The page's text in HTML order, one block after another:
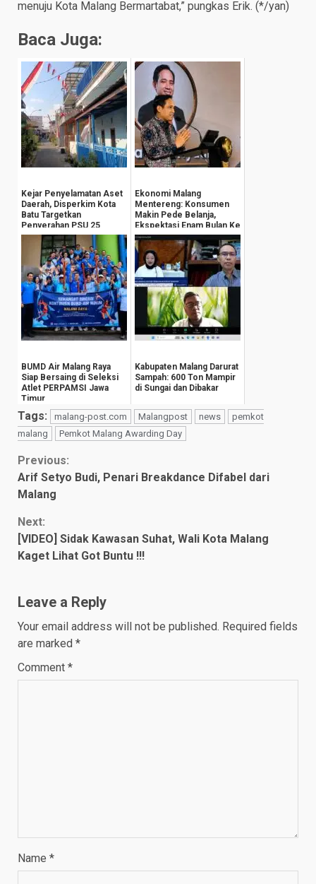
menuju Kota Malang Bermartabat,” pungkas Erik. (*/yan)
Baca Juga:
Kejar Penyelamatan Aset
Daerah, Disperkim Kota
Batu Targetkan
Penyerahan PSU 25
Perumahan Tahun Ini
Ekonomi Malang
Mentereng: Konsumen
Makin Pede Belanja,
Ekspektasi Enam Bulan Ke
Depan Tembus 139,0
BUMD Air Malang Raya
Siap Bersaing di Seleksi
Atlet PERPAMSI Jawa
Timur
Kabupaten Malang Darurat
Sampah: 600 Ton Mampir
di Sungai dan Dibakar
Tags: malang-post.com Malangpost news
pemkot
malang
Pemkot Malang Awarding Day
Continue
Reading
Previous:
Arif Setyo Budi, Penari Breakdance Difabel dari
Malang
Next:
[VIDEO] Sidak Kawasan Suhat, Wali Kota Malang
Kaget Lihat Got Buntu !!!
Leave a Reply
Your email address will not be published. Required fields
are marked *
Comment *
Name *